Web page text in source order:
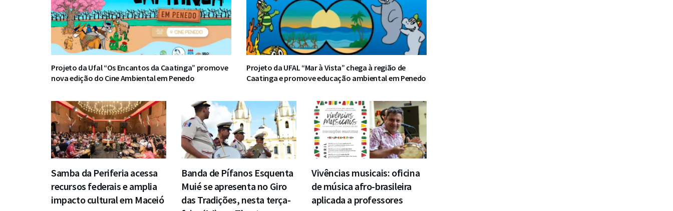
Projeto da Ufal “Os Encantos da Caatinga” promove
nova edição do Cine Ambiental em Penedo
Projeto da UFAL “Mar à Vista” chega à região de
Caatinga e promove educação ambiental em Penedo
Samba da Periferia acessa
recursos federais e amplia
impacto cultural em Maceió
Banda de Pífanos Esquenta
Muié se apresenta no Giro
das Tradições, nesta terça-
Vivências musicais: oficina
de música afro-brasileira
aplicada a professores